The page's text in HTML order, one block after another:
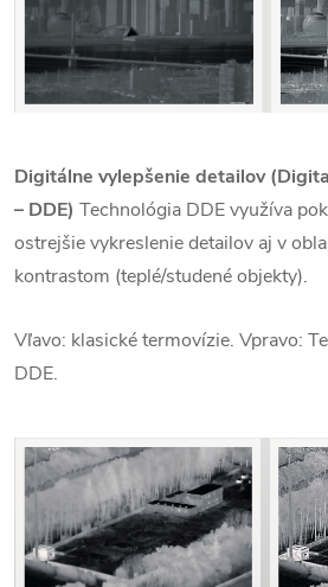
Digitálne vylepšenie detailov
– DDE) Technológia DDE využíva
ostrejšie vykreslenie detailov aj v
kontrastom (teplé/studené objekty).
Vľavo: klasické termovízie. Vpravo:
DDE.